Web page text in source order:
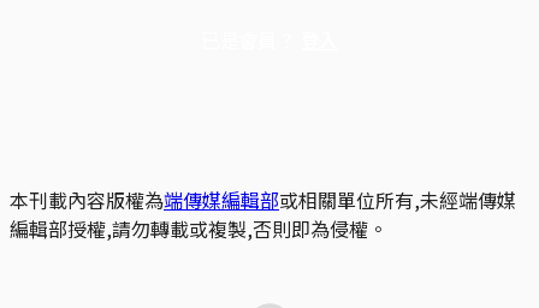
本刊載內容版權為端傳媒編輯部或相關單位所有,未經端傳媒
編輯部授權,請勿轉載或複製,否則即為侵權。